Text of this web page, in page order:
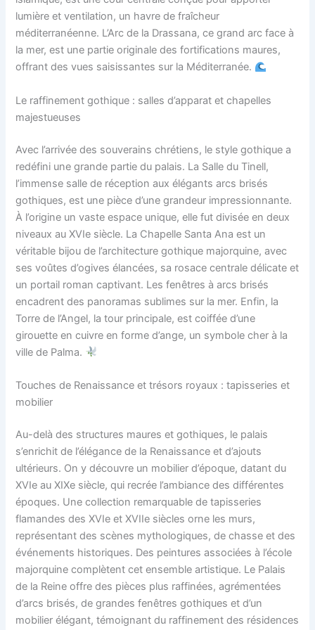
lumière et ventilation, un havre de fraîcheur
méditerranéenne. L’Arc de la Drassana, ce grand arc face à
la mer, est une partie originale des fortifications maures,
offrant des vues saisissantes sur la Méditerranée.
Le raffinement gothique : salles d’apparat et chapelles
majestueuses
Avec l’arrivée des souverains chrétiens, le style gothique a
redéfini une grande partie du palais. La Salle du Tinell,
l’immense salle de réception aux élégants arcs brisés
gothiques, est une pièce d’une grandeur impressionnante.
À l’origine un vaste espace unique, elle fut divisée en deux
niveaux au XVIe siècle. La Chapelle Santa Ana est un
véritable bijou de l’architecture gothique majorquine, avec
ses voûtes d’ogives élancées, sa rosace centrale délicate et
un portail roman captivant. Les fenêtres à arcs brisés
encadrent des panoramas sublimes sur la mer. Enfin, la
Torre de l’Angel, la tour principale, est coiffée d’une
girouette en cuivre en forme d’ange, un symbole cher à la
ville de Palma.
Touches de Renaissance et trésors royaux : tapisseries et
mobilier
Au-delà des structures maures et gothiques, le palais
s’enrichit de l’élégance de la Renaissance et d’ajouts
ultérieurs. On y découvre un mobilier d’époque, datant du
XVIe au XIXe siècle, qui recrée l’ambiance des différentes
époques. Une collection remarquable de tapisseries
flamandes des XVIe et XVIIe siècles orne les murs,
représentant des scènes mythologiques, de chasse et des
événements historiques. Des peintures associées à l’école
majorquine complètent cet ensemble artistique. Le Palais
de la Reine offre des pièces plus raffinées, agrémentées
d’arcs brisés, de grandes fenêtres gothiques et d’un
mobilier élégant, témoignant du raffinement des résidences